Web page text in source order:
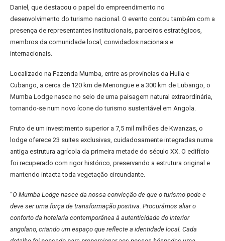
Daniel, que destacou o papel do empreendimento no
desenvolvimento do turismo nacional. O evento contou também com a
presença de representantes institucionais, parceiros estratégicos,
membros da comunidade local, convidados nacionais e
internacionais.
Localizado na Fazenda Mumba, entre as províncias da Huíla e
Cubango, a cerca de 120 km de Menongue e a 300 km de Lubango, o
Mumba Lodge nasce no seio de uma paisagem natural extraordinária,
tornando-se num novo ícone do turismo sustentável em Angola.
Fruto de um investimento superior a 7,5 mil milhões de Kwanzas, o
lodge oferece 23 suites exclusivas, cuidadosamente integradas numa
antiga estrutura agrícola da primeira metade do século XX. O edifício
foi recuperado com rigor histórico, preservando a estrutura original e
mantendo intacta toda vegetação circundante.
“O Mumba Lodge nasce da nossa convicção de que o turismo pode e
deve ser uma força de transformação positiva. Procurámos aliar o
conforto da hotelaria contemporânea à autenticidade do interior
angolano, criando um espaço que reflecte a identidade local. Cada